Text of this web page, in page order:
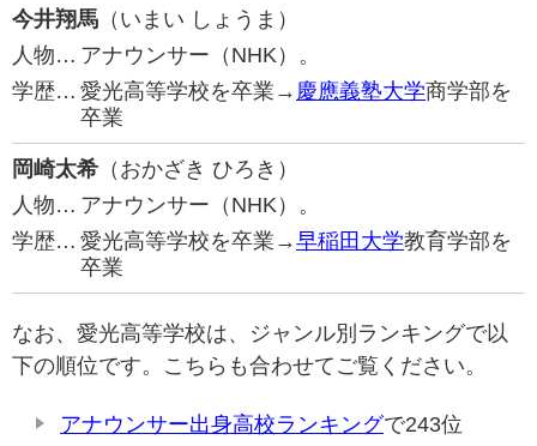
今井翔馬 （いまい しょうま）
人物… アナウンサー（NHK）。
学歴… 愛光高等学校を卒業→ 慶應義塾大学商学部を
卒業
岡崎太希 （おかざき ひろき）
人物… アナウンサー（NHK）。
学歴… 愛光高等学校を卒業→早稲田大学教育学部を
卒業
なお、愛光高等学校は、ジャンル別ランキングで以
下の順位です。こちらも合わせてご覧ください。
アナウンサー出身高校ランキングで243位